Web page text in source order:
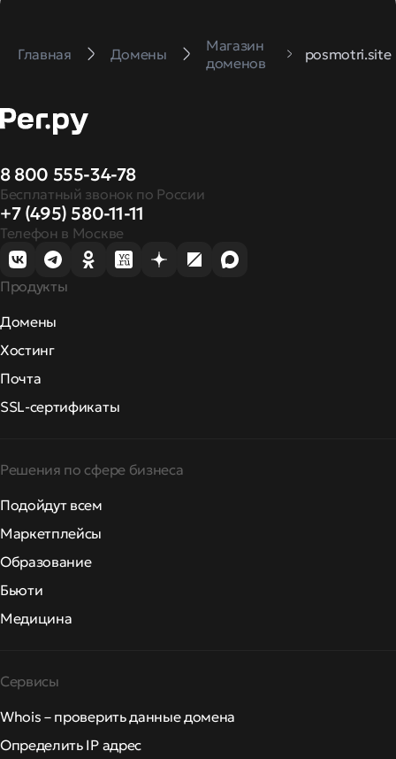
Главная Домены
Магазин
доменов
posmotri.site
8 800 555-34-78
Бесплатный звонок по России
+7 (495) 580-11-11
Телефон в Москве
Продукты
Домены
Хостинг
Почта
SSL-сертификаты
Решения по сфере бизнеса
Подойдут всем
Маркетплейсы
Образование
Бьюти
Медицина
Сервисы
Whois – проверить данные домена
Определить IP адрес